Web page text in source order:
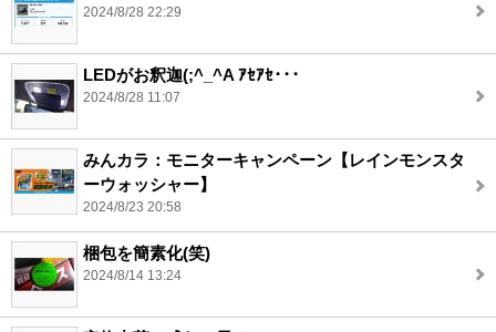
2024/8/28 22:29
LEDがお釈迦(;^_^A ｱｾｱｾ･･･
2024/8/28 11:07
みんカラ：モニターキャンペーン【レインモンスタ
ーウォッシャー】
2024/8/23 20:58
梱包を簡素化(笑)
2024/8/14 13:24